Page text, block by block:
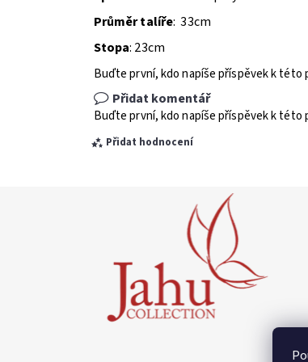
Průměr talíře: 33cm
Stopa: 23cm
Buďte první, kdo napíše příspěvek k této
Přidat komentář
Buďte první, kdo napíše příspěvek k této
Přidat hodnocení